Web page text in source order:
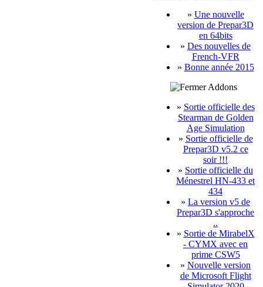
» Une nouvelle
version de Prepar3D
en 64bits
» Des nouvelles de
French-VFR
» Bonne année 2015
Addons
» Sortie officielle des
Stearman de Golden
Age Simulation
» Sortie officielle de
Prepar3D v5.2 ce
soir !!!
» Sortie officielle du
Ménestrel HN-433 et
434
» La version v5 de
Prepar3D s'approche
..
» Sortie de MirabelX
- CYMX avec en
prime CSW5
» Nouvelle version
de Microsoft Flight